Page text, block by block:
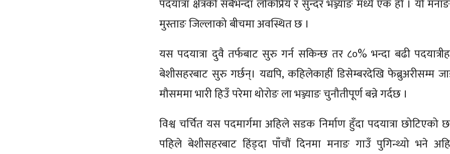
पदयात्रा क्षेत्रको सबैभन्दा लोकप्रिय र सुन्दर भञ्ज्याङ मध्ये एक हो । यो
मुस्ताङ जिल्लाको बीचमा अवस्थित छ ।
यस पदयात्रा दुवै तर्फबाट सुरु गर्न सकिन्छ तर ८०% भन्दा बढी
बेशीसहरबाट सुरु गर्छन्। यद्यपि, कहिलेकाहीं डिसेम्बरदेखि फेब्रुअरीसम्म
मौसममा भारी हिउँ परेमा थोरोङ ला भञ्ज्याङ चुनौतीपूर्ण बन्ने गर्दछ ।
विश्व चर्चित यस पदमार्गमा अहिले सडक निर्माण हुँदा पदयात्रा छोटिएको
पहिले बेशीसहरबाट हिंड्दा पाँचौं दिनमा मनाङ गाउँ पुगिन्थ्यो भने